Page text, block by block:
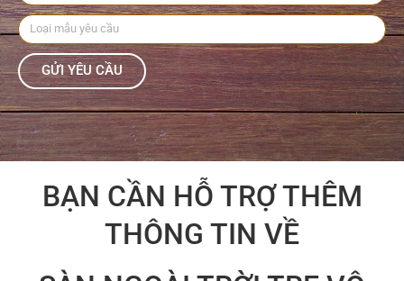
GỬI YÊU CẦU
BẠN CẦN HỖ TRỢ THÊM
THÔNG TIN VỀ